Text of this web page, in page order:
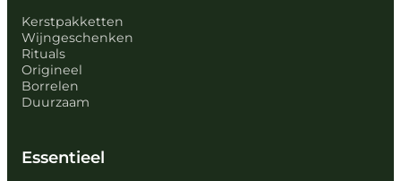
Kerstpakketten
Wijngeschenken
Rituals
Origineel
Borrelen
Duurzaam
Essentieel